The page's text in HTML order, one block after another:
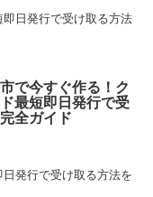
日発行で受け取る方法
で今すぐ作る！ク
最短即日発行で受
全ガイド
発行で受け取る方法を